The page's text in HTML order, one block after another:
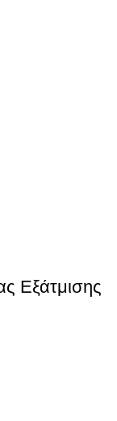
Εξάτμισης